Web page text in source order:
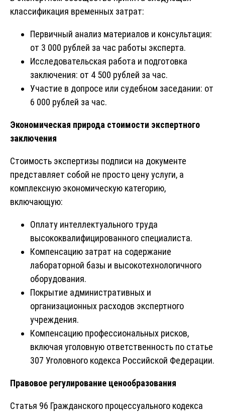
классификация временных затрат:
Первичный анализ материалов и консультация:
от 3 000 рублей за час работы эксперта.
Исследовательская работа и подготовка
заключения: от 4 500 рублей за час.
Участие в допросе или судебном заседании: от
6 000 рублей за час.
Экономическая природа стоимости экспертного
заключения
Стоимость экспертизы подписи на документе
представляет собой не просто цену услуги, а
комплексную экономическую категорию,
включающую:
Оплату интеллектуального труда
высококвалифицированного специалиста.
Компенсацию затрат на содержание
лабораторной базы и высокотехнологичного
оборудования.
Покрытие административных и
организационных расходов экспертного
учреждения.
Компенсацию профессиональных рисков,
включая уголовную ответственность по статье
307 Уголовного кодекса Российской Федерации.
Правовое регулирование ценообразования
Статья 96 Гражданского процессуального кодекса